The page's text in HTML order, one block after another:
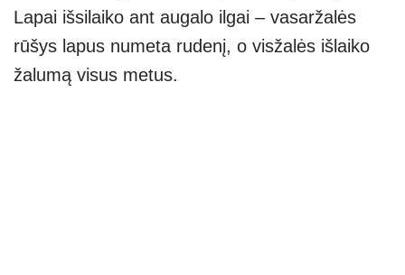
Lapai išsilaiko ant augalo ilgai – vasaržalės
rūšys lapus numeta rudenį, o visžalės išlaiko
žalumą visus metus.